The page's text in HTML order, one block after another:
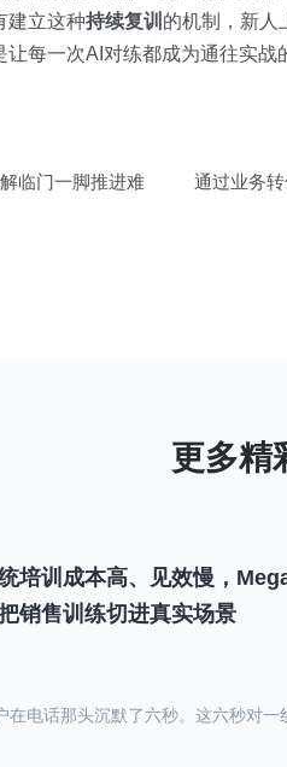
建立这种持续复训 的机制，新人
每一次AI对练都成为通往实战
临门一脚推进难
通过业务
培训成本高、见效慢，
销售训练切进真实场景
在电话那头沉默了六秒。这六秒对一